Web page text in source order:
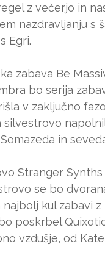
z večerjo in
nazdravljanju s
Egri.
zabava Be
bo serija
v zaključno
silvestrovo
in
Stranger
se bo
najbolj kul zabavi
poskrbel
vzdušje, od